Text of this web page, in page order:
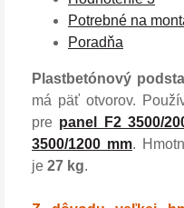
Potrebné na
Poradňa
Plastbetónový
má päť otvorov.
pre panel F2 3500/
3500/1200 mm.
je 27 kg.